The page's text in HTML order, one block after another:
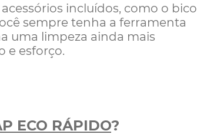
incluídos, como o bico
sempre tenha a ferramenta
uma limpeza ainda mais
e esforço.
ECO RÁPIDO?